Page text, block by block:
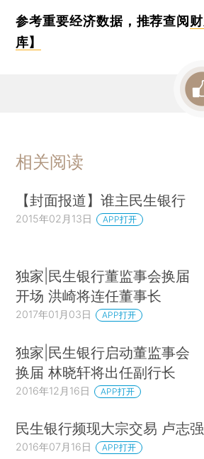
参考重要经济数据，推荐查阅
库】
相关阅读
【封面报道】谁主民生银行
2015年02月13日 APP打开
独家|民生银行董监事会换届
开场 洪崎将连任董事长
2017年01月03日 APP打开
独家|民生银行启动董监事会
换届 林晓轩将出任副行长
2016年12月16日 APP打开
民生银行频现大宗交易 卢志
2016年07月16日 APP打开